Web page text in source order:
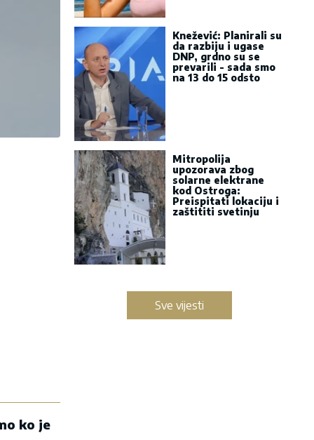
ko je
Knežević: Planirali su
da razbiju i ugase
DNP, grdno su se
prevarili - sada smo
na 13 do 15 odsto
Mitropolija
upozorava zbog
solarne elektrane
kod Ostroga:
Preispitati lokaciju i
zaštititi svetinju
Sve vijesti